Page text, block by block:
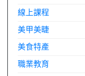
線上課程
美甲美睫
美食特產
職業教育